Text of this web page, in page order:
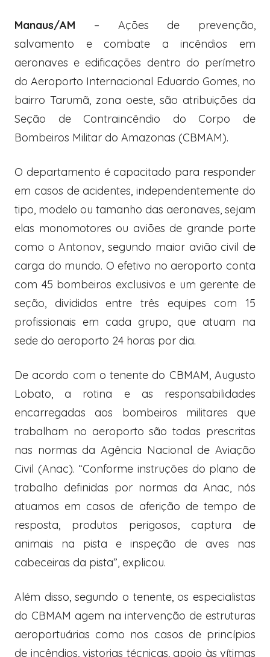
Manaus/AM – Ações de prevenção,
salvamento e combate a incêndios em
aeronaves e edificações dentro do perímetro
do Aeroporto Internacional Eduardo Gomes, no
bairro Tarumã, zona oeste, são atribuições da
Seção de Contraincêndio do Corpo de
Bombeiros Militar do Amazonas (CBMAM).
O departamento é capacitado para responder
em casos de acidentes, independentemente do
tipo, modelo ou tamanho das aeronaves, sejam
elas monomotores ou aviões de grande porte
como o Antonov, segundo maior avião civil de
carga do mundo. O efetivo no aeroporto conta
com 45 bombeiros exclusivos e um gerente de
seção, divididos entre três equipes com 15
profissionais em cada grupo, que atuam na
sede do aeroporto 24 horas por dia.
De acordo com o tenente do CBMAM, Augusto
Lobato, a rotina e as responsabilidades
encarregadas aos bombeiros militares que
trabalham no aeroporto são todas prescritas
nas normas da Agência Nacional de Aviação
Civil (Anac). “Conforme instruções do plano de
trabalho definidas por normas da Anac, nós
atuamos em casos de aferição de tempo de
resposta, produtos perigosos, captura de
animais na pista e inspeção de aves nas
cabeceiras da pista”, explicou.
Além disso, segundo o tenente, os especialistas
do CBMAM agem na intervenção de estruturas
aeroportuárias como nos casos de princípios
de incêndios, vistorias técnicas, apoio às vítimas